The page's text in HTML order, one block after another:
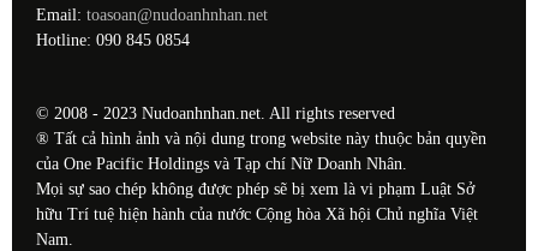
Email: toasoan@nudoanhnhan.net
Hotline: 090 845 0854
© 2008 - 2023 Nudoanhnhan.net. All rights reserved
® Tất cả hình ảnh và nội dung trong website này thuộc bản quyền
của One Pacific Holdings và Tạp chí Nữ Doanh Nhân.
Mọi sự sao chép không được phép sẽ bị xem là vi phạm Luật Sở
hữu Trí tuệ hiện hành của nước Cộng hòa Xã hội Chủ nghĩa Việt
Nam.